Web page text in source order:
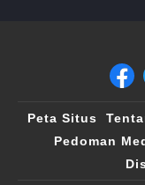
Peta Situs
Pedoman